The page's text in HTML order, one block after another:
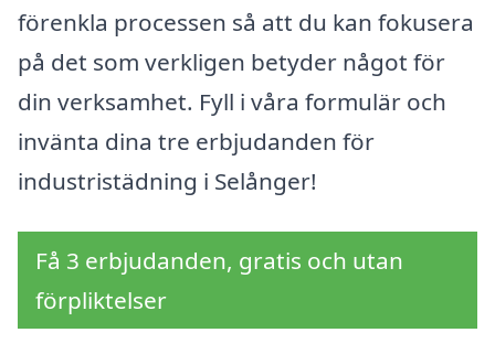
förenkla processen så att du kan fokusera
på det som verkligen betyder något för
din verksamhet. Fyll i våra formulär och
invänta dina tre erbjudanden för
industristädning i Selånger!
Få 3 erbjudanden, gratis och utan
förpliktelser